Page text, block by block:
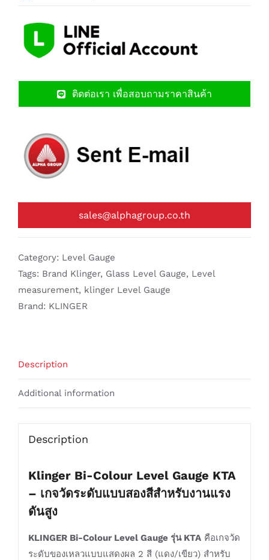
ติดต่อเรา เพื่อสอบถามราคาสินค้า
sales@alphagroup.co.th
Category: Level Gauge
Tags: Brand Klinger, Glass Level Gauge, Level
measurement, klinger Level Gauge
Brand: KLINGER
Description
Additional information
Description
Klinger Bi-Colour Level Gauge KTA
– เกจวัดระดับแบบสองสีสำหรับงานแรง
ดันสูง
KLINGERBi-Colour Level Gauge รุ่น KTAคือเกจวัด
ระดับของเหลวแบบแสดงผล 2 สี (แดง/เขียว) สำหรับ